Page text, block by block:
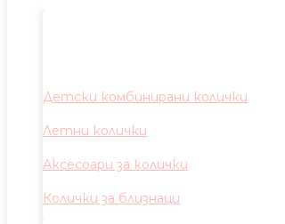
Детски комбинирани колички
Летни колички
Аксесоари за колички
Колички за близнаци